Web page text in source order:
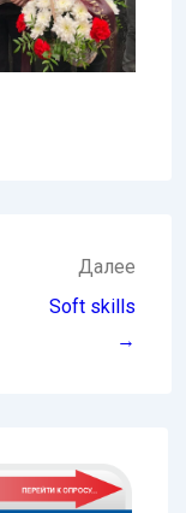
Далее
Soft skills
→